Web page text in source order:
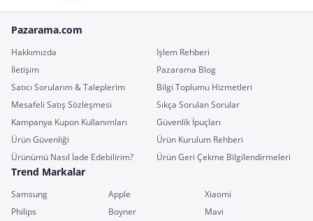
Pazarama.com
Hakkımızda
İşlem Rehberi
İletişim
Pazarama Blog
Satıcı Sorularım & Taleplerim
Bilgi Toplumu Hizmetleri
Mesafeli Satış Sözleşmesi
Sıkça Sorulan Sorular
Kampanya Kupon Kullanımları
Güvenlik İpuçları
Ürün Güvenliği
Ürün Kurulum Rehberi
Ürünümü Nasıl İade Edebilirim?
Ürün Geri Çekme Bilgilendirmeleri
Trend Markalar
Samsung Apple
Xiaomi
Philips
Boyner
Mavi